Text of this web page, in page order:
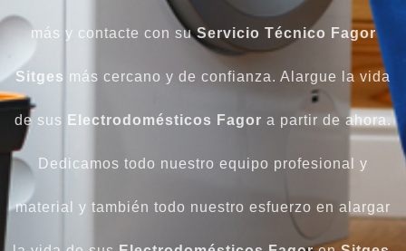
más y contacte con suServicio Técnico Fagor
Sitges más cercano y de confianza. Alargue la vida
de sus Electrodomésticos Fagor a partir de ahora.
Dedicamos todo nuestro equipo profesional y
material y también todo nuestro esfuerzo en alargar